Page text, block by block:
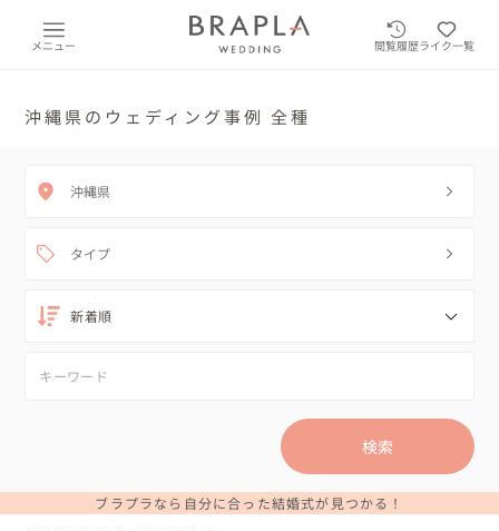
メニュー 閲覧履歴ライク一覧
沖縄県のウェディング事例 全種
沖縄県
タイプ
検索
ブラプラなら自分に合った結婚式が見つかる！